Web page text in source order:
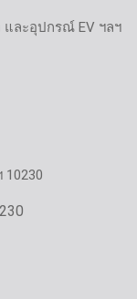
และอุปกรณ์ EV ฯลฯ
10230